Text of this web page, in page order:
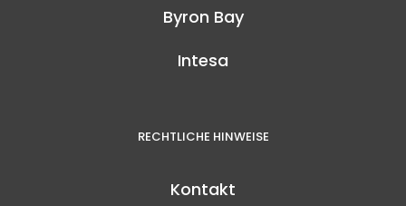
Byron Bay
Intesa
RECHTLICHE HINWEISE
Kontakt